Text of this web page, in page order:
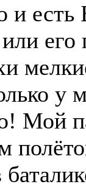
и
его
у
Мой